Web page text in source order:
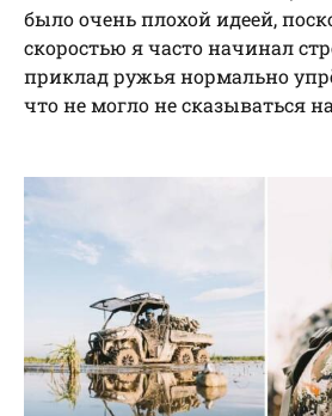
было очень плохой идеей,
скоростью я часто начинал
приклад ружья нормально
что не могло не сказываться